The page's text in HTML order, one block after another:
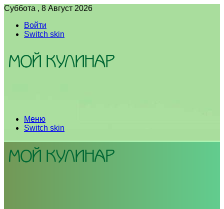
Суббота , 8 Август 2026
Войти
Switch skin
Меню
Switch skin